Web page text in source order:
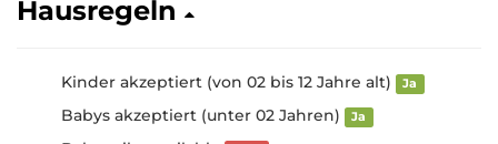
Hausregeln
Kinder akzeptiert (von 02 bis 12 Jahre alt) Ja
Babys akzeptiert (unter 02 Jahren) Ja